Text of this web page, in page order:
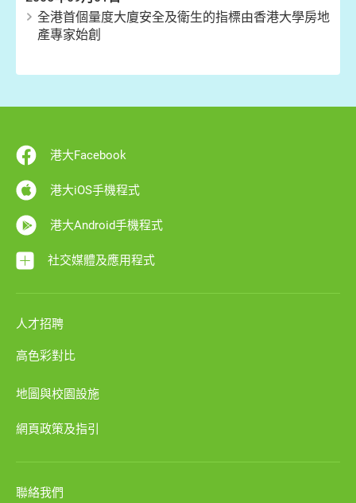
全港首個量度大廈安全及衛生的指標由香港大學房地
產專家始創
港大Facebook
港大iOS手機程式
港大Android手機程式
社交媒體及應用程式
人才招聘
高色彩對比
地圖與校園設施
網頁政策及指引
聯絡我們